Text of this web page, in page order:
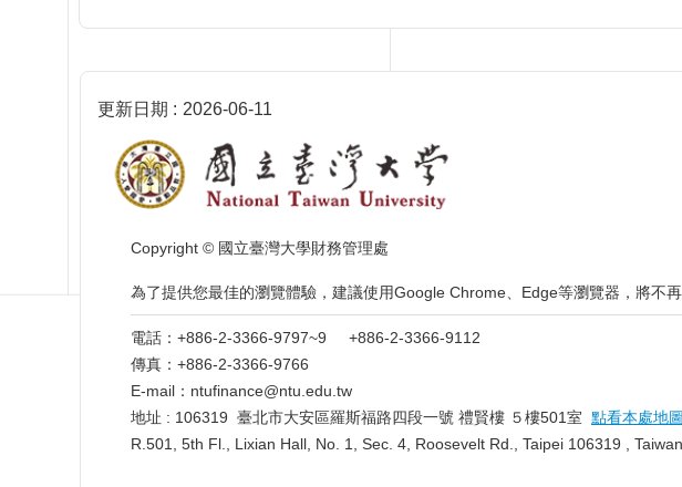
更新日期 2026-06-11
Copyright © 國立臺灣大學財務管理處
為了提供您最佳的瀏覽體驗，建議使用Google Chrome、Edge等瀏覽器，將不
電話：+886-2-3366-9797~9 +886-2-3366-9112
傳真：+886-2-3366-9766
E-mail：ntufinance@ntu.edu.tw
地址 : 106319 臺北市大安區羅斯福路四段一號 禮賢樓 ５樓501室 點看本處地圖
R.501, 5th Fl., Lixian Hall, No. 1, Sec. 4, Roosevelt Rd., Taipei 106319 ,